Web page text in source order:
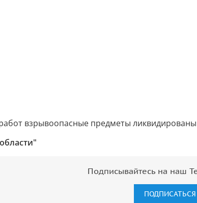
взрывоопасные предметы
Подписывайтесь на наш
ПОДПИСАТЬСЯ